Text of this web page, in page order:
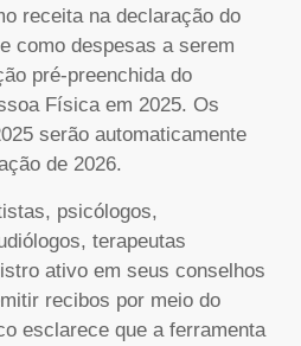
receita na declaração do
como despesas a serem
pré-preenchida do
Física em 2025. Os
serão automaticamente
de 2026.
psicólogos,
terapeutas
ativo em seus conselhos
recibos por meio do
esclarece que a ferramenta